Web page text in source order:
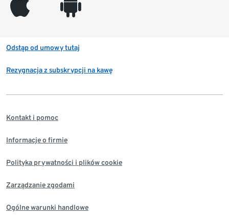
Odstąp od umowy tutaj
Rezygnacja z subskrypcji na kawę
Kontakt i pomoc
Informacje o firmie
Polityka prywatności i plików cookie
Zarządzanie zgodami
Ogólne warunki handlowe